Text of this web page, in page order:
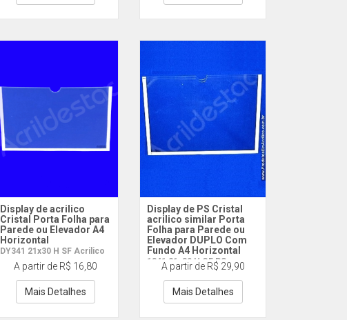
Display de acrilico
Cristal Porta Folha para
Parede ou Elevador A4
Horizontal
DY341 21x30 H SF Acrilico
A partir de R$ 16,80
Mais Detalhes
Display de PS Cristal
acrilico similar Porta
Folha para Parede ou
Elevador DUPLO Com
Fundo A4 Horizontal
1341 21x30 H CF PS
A partir de R$ 29,90
Mais Detalhes